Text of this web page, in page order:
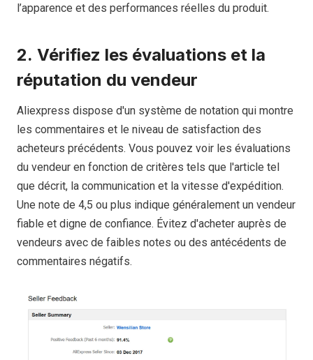
l’apparence et des performances réelles du produit.
2. Vérifiez les évaluations et la
réputation du vendeur
Aliexpress dispose d'un système de notation qui montre
les commentaires et le niveau de satisfaction des
acheteurs précédents. Vous pouvez voir les évaluations
du vendeur en fonction de critères tels que l'article tel
que décrit, la communication et la vitesse d'expédition.
Une note de 4,5 ou plus indique généralement un vendeur
fiable et digne de confiance. Évitez d'acheter auprès de
vendeurs avec de faibles notes ou des antécédents de
commentaires négatifs.